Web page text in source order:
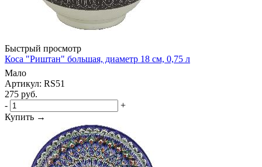
Быстрый просмотр
Коса "Риштан" большая, диаметр 18 см, 0,75 л
Мало
Артикул: RS51
275 руб.
-
+
Купить →